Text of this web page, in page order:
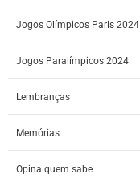
Jogos Olímpicos Paris 2024
Jogos Paralímpicos 2024
Lembranças
Memórias
Opina quem sabe